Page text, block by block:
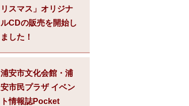
リスマス」オリジナ
ルCDの販売を開始し
ました！
浦安市文化会館・浦
安市民プラザ イベン
ト情報誌Pocket